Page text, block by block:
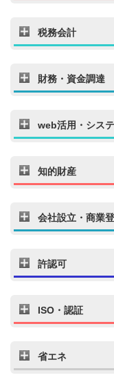
税務会計
財務・資金調達
web活用・シス
知的財産
会社設立・商業
許認可
ISO・認証
省エネ